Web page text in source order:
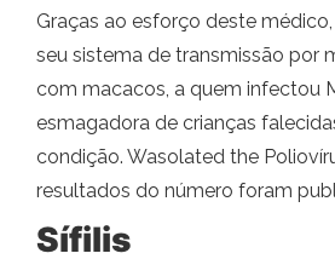
Graças ao esforço deste
seu sistema de transmissão por
com macacos, a quem infectou
esmagadora de crianças
condição. Wasolated the
resultados do número foram
Sífilis